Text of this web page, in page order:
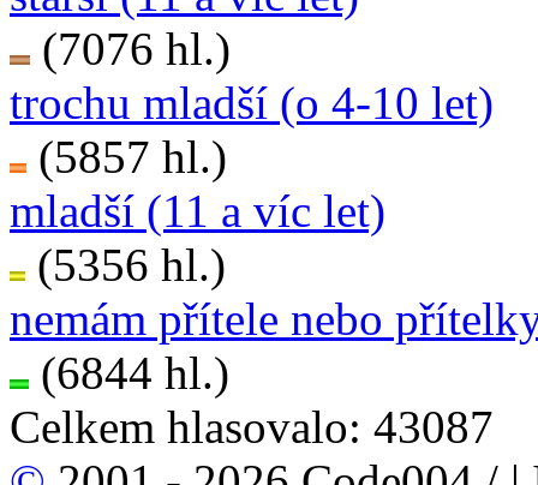
(7076 hl.)
trochu mladší (o 4-10 let)
(5857 hl.)
mladší (11 a víc let)
(5356 hl.)
nemám přítele nebo
(6844 hl.)
Celkem hlasovalo: 43087